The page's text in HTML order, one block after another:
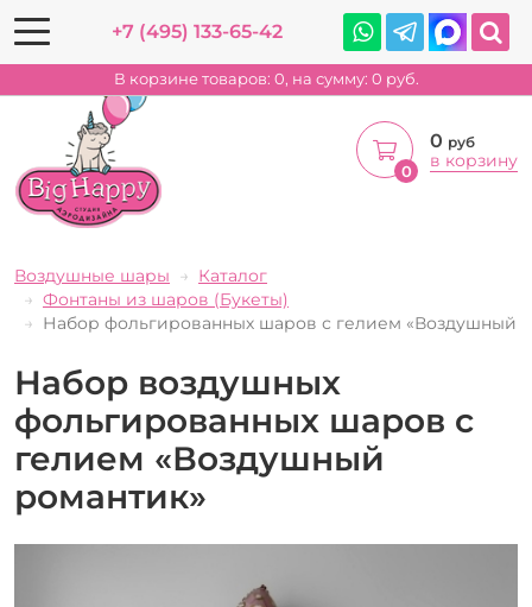
+7 (495) 133-65-42
В корзине товаров: 0, на сумму: 0 руб.
0
0 руб
в корзину
Воздушные шары
Каталог
Фонтаны из шаров (Букеты)
Набор фольгированных шаров с гелием «Воздушный
Набор воздушных
фольгированных шаров с
гелием «Воздушный
романтик»